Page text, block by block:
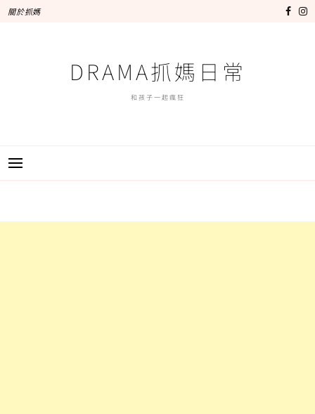
關於抓媽
DRAMA抓媽日常
和孩子一起瘋狂